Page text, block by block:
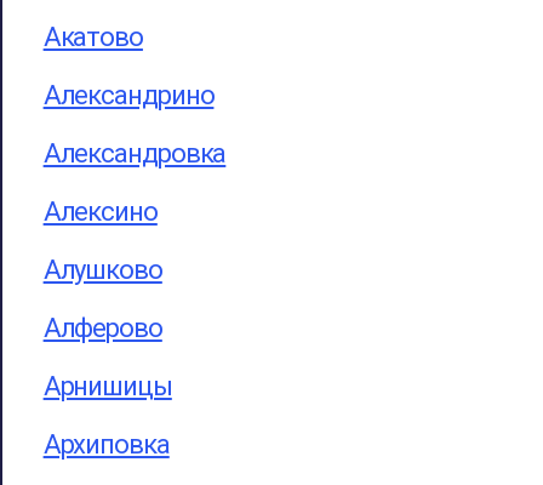
Акатово
Александрино
Александровка
Алексино
Алушково
Алферово
Арнишицы
Архиповка